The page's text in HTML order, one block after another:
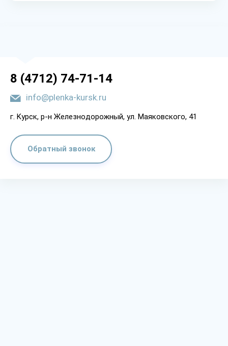
8 (4712) 74-71-14
info@plenka-kursk.ru
г. Kypcк, p-н Жeлeзнoдopoжный, yл. Мaякoвcкoгo, 41
Обратный звонок